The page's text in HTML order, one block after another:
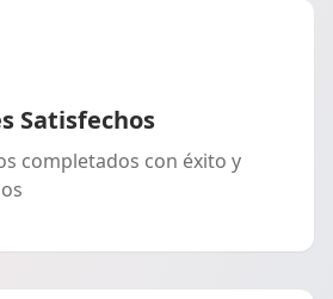
Satisfechos
completados con éxito y